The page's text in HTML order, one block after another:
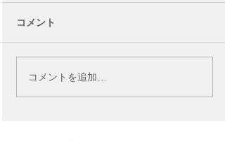
コメント
コメントを追加…